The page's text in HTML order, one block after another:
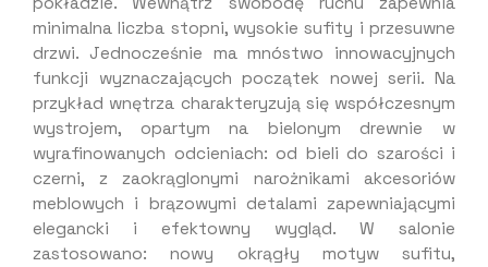
minimalna liczba stopni, wysokie sufity i przesuwne
drzwi. Jednocześnie ma mnóstwo innowacyjnych
funkcji wyznaczających początek nowej serii. Na
przykład wnętrza charakteryzują się współczesnym
wystrojem, opartym na bielonym drewnie w
wyrafinowanych odcieniach: od bieli do szarości i
czerni, z zaokrąglonymi narożnikami akcesoriów
meblowych i brązowymi detalami zapewniającymi
elegancki i efektowny wygląd. W salonie
zastosowano: nowy okrągły motyw sufitu,